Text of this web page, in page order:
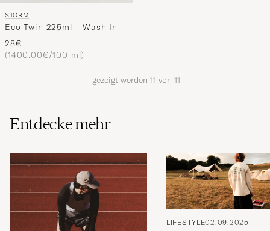
STORM
Eco Twin 225ml - Wash In
28€
(1400.00€/100 ml)
gezeigt werden 11 von 11
Entdecke mehr
LIFESTYLE02.09.2025